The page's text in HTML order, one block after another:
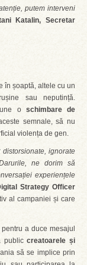
putem interveni
Katalin, Secretar
în șoaptă, altele cu un
sau neputință.
o schimbare de
semnale, să nu
violența de gen.
ignorate
ne dorim să
experiențele
Strategy Officer
al campaniei și care
a duce mesajul
publiccreatoarele și
să se implice prin